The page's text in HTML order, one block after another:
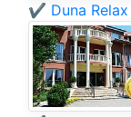
✔️ Duna